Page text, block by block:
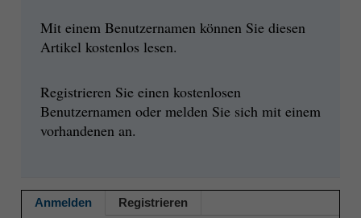
Mit einem Benutzernamen können Sie diesen
Artikel kostenlos lesen.
Registrieren Sie einen kostenlosen
Benutzernamen oder melden Sie sich mit einem
vorhandenen an.
Anmelden Registrieren